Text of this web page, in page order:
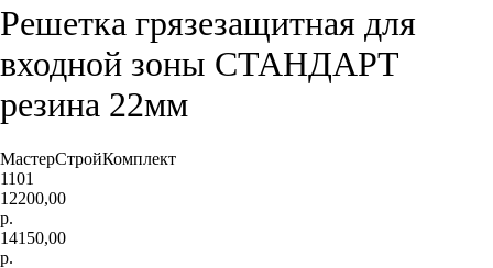
Решетка грязезащитная для
входной зоны СТАНДАРТ
резина 22мм
МастерСтройКомплект
1101
12200,00
р.
14150,00
р.